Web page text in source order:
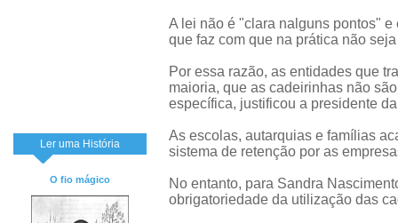
Ler uma História
O fio mágico
A lei não é "clara nalguns pontos"
que faz com que na prática não
Por essa razão, as entidades que
maioria, que as cadeirinhas não
específica, justificou a presidente
As escolas, autarquias e famílias
sistema de retenção por as
No entanto, para Sandra
obrigatoriedade da utilização das